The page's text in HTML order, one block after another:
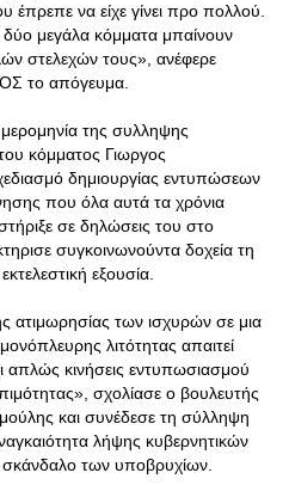
έπρεπε να είχε γίνει προ πολλού.
μεγάλα κόμματα μπαίνουν
στελεχών τους», ανέφερε
το απόγευμα.
της συλληψης
κόμματος Γιωργος
δημιουργίας εντυπώσεων
που όλα αυτά τα χρόνια
σε δηλώσεις του στο
συγκοινωνούντα δοχεία τη
εξουσία.
ατιμωρησίας των ισχυρών σε μια
λιτότητας απαιτεί
απλώς κινήσεις εντυπωσιασμού
σχολίασε ο βουλευτής
και συνέδεσε τη σύλληψη
λήψης κυβερνητικών
των υποβρυχίων.